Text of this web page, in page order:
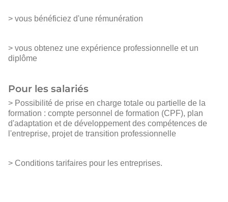
> vous bénéficiez d'une rémunération
> vous obtenez une expérience professionnelle et un
diplôme
Pour les salariés
> Possibilité de prise en charge totale ou partielle de la
formation : compte personnel de formation (CPF), plan
d'adaptation et de développement des compétences de
l'entreprise, projet de transition professionnelle
> Conditions tarifaires pour les entreprises.